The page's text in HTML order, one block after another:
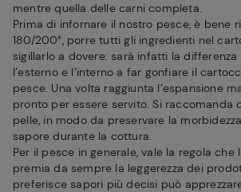
mentre quella delle carni completa.
Prima di infornare il nostro pesce, è bene
180/200°, porre tutti gli ingredienti nel
sigillarlo a dovere: sarà infatti la
l’esterno e l’interno a far gonfiare il
pesce. Una volta raggiunta l’espansione
pronto per essere servito. Si raccomanda
pelle, in modo da preservare la
sapore durante la cottura.
Per il pesce in generale, vale la regola che
premia da sempre la leggerezza dei
preferisce sapori più decisi può